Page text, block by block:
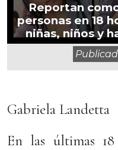
Reportan
personas en 18
niñas, niños y
Gabriela Landetta
En las últimas